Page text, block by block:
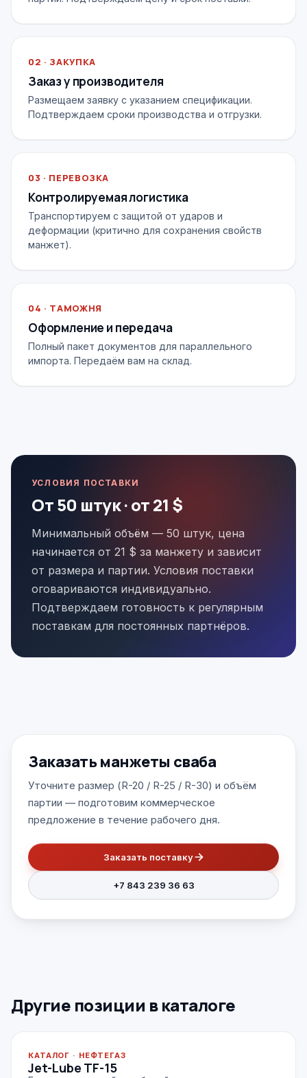
02 · ЗАКУПКА
Заказ у производителя
Размещаем заявку с указанием спецификации.
Подтверждаем сроки производства и отгрузки.
03 · ПЕРЕВОЗКА
Контролируемая логистика
Транспортируем с защитой от ударов и
деформации (критично для сохранения свойств
манжет).
04 · ТАМОЖНЯ
Оформление и передача
Полный пакет документов для параллельного
импорта. Передаём вам на склад.
УСЛОВИЯ ПОСТАВКИ
От 50 штук · от 21 $
Минимальный объём — 50 штук, цена
начинается от 21 $ за манжету и зависит
от размера и партии. Условия поставки
оговариваются индивидуально.
Подтверждаем готовность к регулярным
поставкам для постоянных партнёров.
Заказать манжеты сваба
Уточните размер (R-20 / R-25 / R-30) и объём
партии — подготовим коммерческое
предложение в течение рабочего дня.
Заказать поставку
+7 843 239 36 63
Другие позиции в каталоге
КАТАЛОГ · НЕФТЕГАЗ
Jet-Lube TF-15